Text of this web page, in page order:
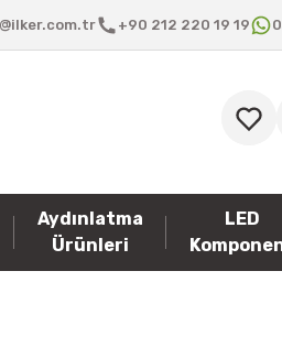
+90 212 220 19 19
Aydınlatma
Ürünleri
LED